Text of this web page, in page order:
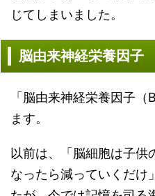
じてしまいました。
脳由来神経栄養因子
「脳由来神経栄養因子
ます。
以前は、「脳細胞は子供
なったら減っていくだけ